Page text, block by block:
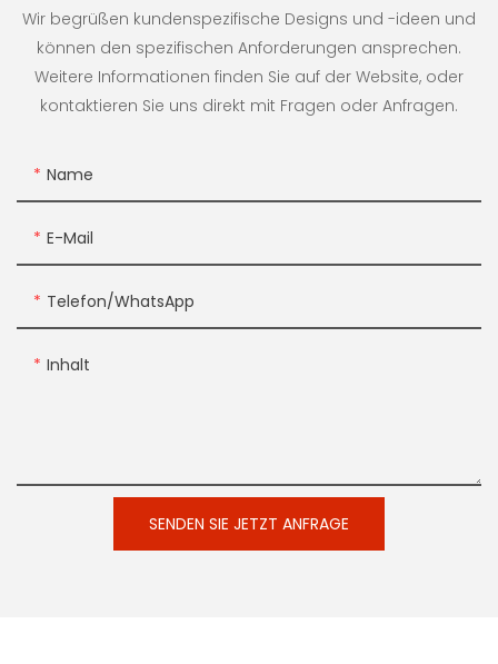
Wir begrüßen kundenspezifische Designs und -ideen und
können den spezifischen Anforderungen ansprechen.
Weitere Informationen finden Sie auf der Website, oder
kontaktieren Sie uns direkt mit Fragen oder Anfragen.
Name
E-Mail
Telefon/WhatsApp
Inhalt
SENDEN SIE JETZT ANFRAGE